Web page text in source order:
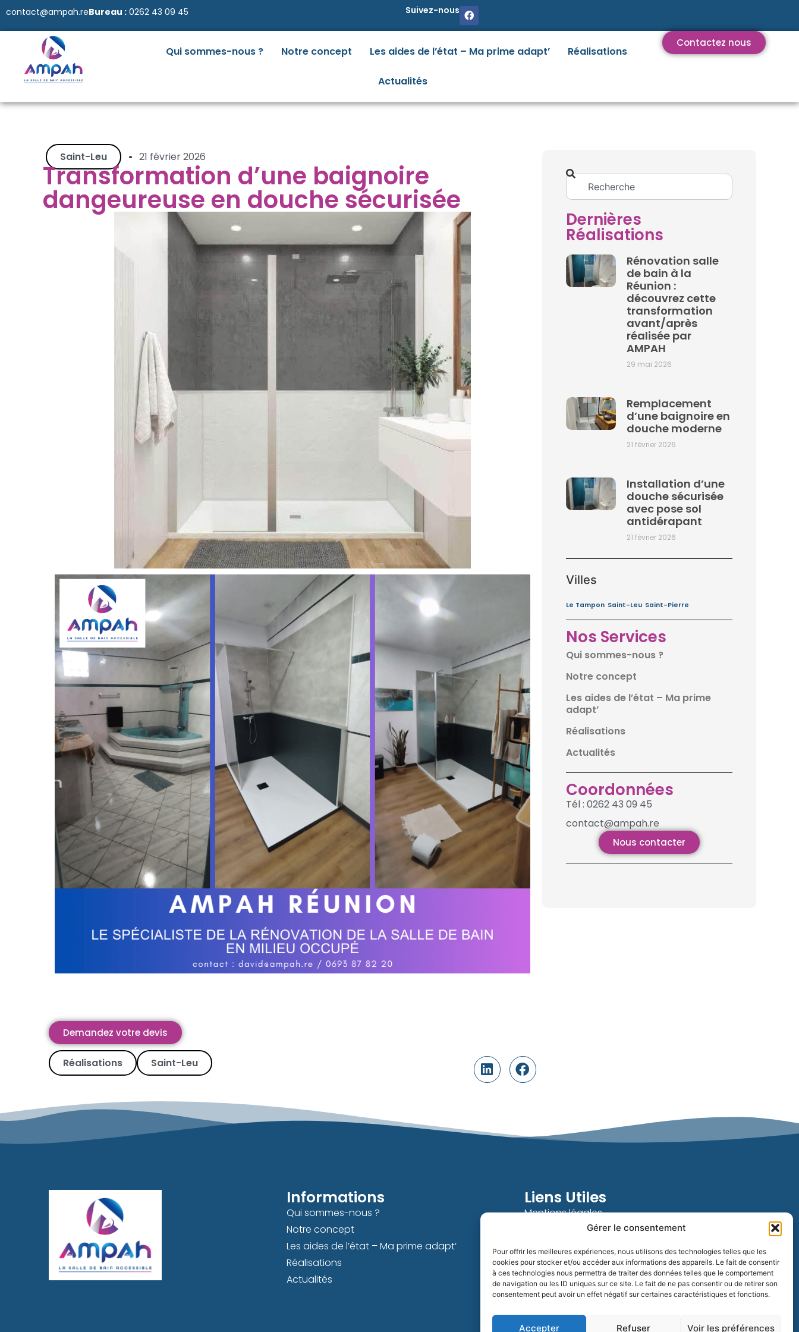
Gérer le consentement
Pour offrir les meilleures expériences, nous utilisons des technologies telles que les
cookies pour stocker et/ou accéder aux informations des appareils. Le fait de consentir
à ces technologies nous permettra de traiter des données telles que le comportement
de navigation ou les ID uniques sur ce site. Le fait de ne pas consentir ou de retirer son
consentement peut avoir un effet négatif sur certaines caractéristiques et fonctions.
Accepter Refuser Voir les préférences
contact@ampah.reBureau : 0262 43 09 45 Suivez-nous
Qui sommes-nous ? Notre concept Les aides de l’état – Ma prime adapt’ Réalisations
Actualités
Contactez nous
Saint-Leu 21 février 2026
Transformation d’une baignoire
dangeureuse en douche sécurisée
Demandez votre devis
Réalisations Saint-Leu
Dernières
Réalisations
Rénovation salle
de bain à la
Réunion :
découvrez cette
transformation
avant/après
réalisée par
AMPAH
29 mai 2026
Remplacement
d’une baignoire en
douche moderne
21 février 2026
Installation d’une
douche sécurisée
avec pose sol
antidérapant
21 février 2026
Villes
Le Tampon Saint-Leu Saint-Pierre
Nos Services
Qui sommes-nous ?
Notre concept
Les aides de l’état – Ma prime
adapt’
Réalisations
Actualités
Coordonnées
Tél : 0262 43 09 45
contact@ampah.re
Nous contacter
Informations
Qui sommes-nous ?
Notre concept
Les aides de l’état – Ma prime adapt’
Réalisations
Actualités
Liens Utiles
Mentions légales
Politique de confidentialité
Politique de cookies (UE)
CGV
Contactez nous